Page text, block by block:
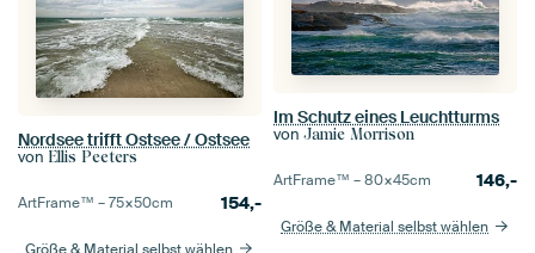
Nordsee trifft Ostsee / Ostsee
von Ellis Peeters
ArtFrame™ –75×50cm 154,-
Im Schutz eines Leuchtturms
von Jamie Morrison
ArtFrame™ –80×45cm 146,-
Größe & Material selbst wählen